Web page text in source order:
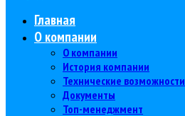
Главная
О компании
О компании
История компании
Технические возможности
Документы
Топ-менеджмент